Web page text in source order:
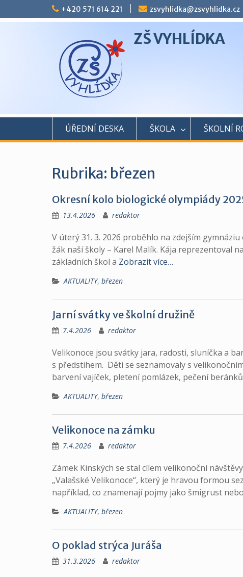
to
+420 571 614 221 zsvyhlidka@zsvyhlidka.cz
ZŠ VYHLÍDKA
ÚŘEDNÍ DESKA ŠKOLA ŠKOLNÍ
Rubrika: březen
Okresní kolo biologické olympiády
13.4.2026 redaktor
V úterý 31. 3. 2026 proběhlo na zdejším
žák naší školy – Karel Malík. Kája reprezentoval
základních škol a Zobrazit více…
AKTUALITY, březen
Jarní svátky ve školní družině
7.4.2026 redaktor
Velikonoce jsou svátky jara, radosti, sluníčka a
s předstihem. Děti se seznamovaly s
barvení vajíček, pletení pomlázek, pečení
AKTUALITY, březen
Velikonoce na zámku
7.4.2026 redaktor
Zámek Kinských se stal cílem velikonoční
„Valašské Velikonoce“, který je hravou formou
například, co znamenají pojmy jako šmigrust
AKTUALITY, březen
O poklad strýca Juráša
31.3.2026 redaktor